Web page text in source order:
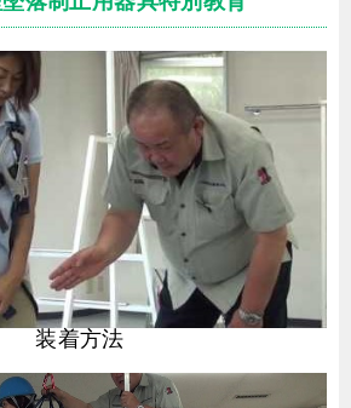
装着方法